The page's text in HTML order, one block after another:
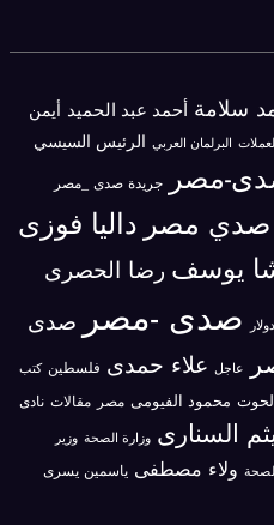
سلامة أحمد عبد الحميد أيمن
البرلمان العربي الرئيس السيسي
مصر جريدة صدى _مصر
صدي مصر داليا فوزى
يوسف رضا الحصرى
صدى -مصر صدى
عاجل علاء حمدى فلسطين كتب
محمود الفيومى مصر مقالات نادى
السنارى وزارة الصحة وزير
ولاء مصطفى ياسمين يسرى